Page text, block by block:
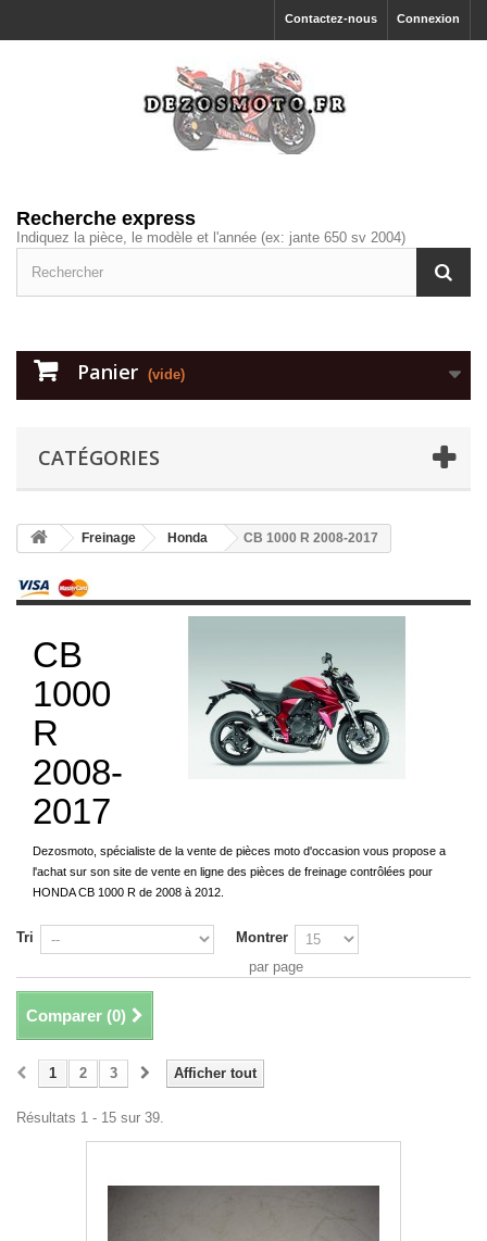
Connexion
Contactez-nous
Recherche express
Indiquez la pièce, le modèle et l'année (ex: jante 650 sv 2004)
Panier (vide)
CATÉGORIES
Freinage Honda CB 1000 R 2008-2017
CB
1000
R
2008-
2017
Dezosmoto, spécialiste de la vente de pièces moto d'occasion vous propose a
l'achat sur son site de vente en ligne des pièces de freinage contrôlées pour
HONDA CB 1000 R de 2008 à 2012.
Tri
Montrer
par page
Comparer (0)
Afficher tout
1 2 3
Résultats 1 - 15 sur 39.